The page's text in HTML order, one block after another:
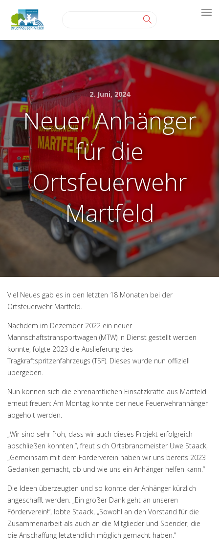
2. Juni, 2024
Neuer Anhänger
für die
Ortsfeuerwehr
Martfeld
Viel Neues gab es in den letzten 18 Monaten bei der
Ortsfeuerwehr Martfeld.
Nachdem im Dezember 2022 ein neuer
Mannschaftstransportwagen (MTW) in Dienst gestellt werden
konnte, folgte 2023 die Auslieferung des
Tragkraftspritzenfahrzeugs (TSF). Dieses wurde nun offiziell
übergeben.
Nun können sich die ehrenamtlichen Einsatzkräfte aus Martfeld
erneut freuen: Am Montag konnte der neue Feuerwehranhänger
abgeholt werden.
„Wir sind sehr froh, dass wir auch dieses Projekt erfolgreich
abschließen konnten.“, freut sich Ortsbrandmeister Uwe Staack,
„Gemeinsam mit dem Förderverein haben wir uns bereits 2023
Gedanken gemacht, ob und wie uns ein Anhänger helfen kann.“
Die Ideen überzeugten und so konnte der Anhänger kürzlich
angeschafft werden. „Ein großer Dank geht an unseren
Förderverein!“, lobte Staack, „Sowohl an den Vorstand für die
Zusammenarbeit als auch an die Mitglieder und Spender, die
die Anschaffung letztendlich möglich gemacht haben.“